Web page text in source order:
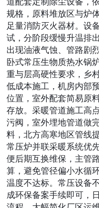
规格，原料堆放区与炉
足量消防灭火器材。设
试，分阶段缓慢升温排
出现油液气蚀、管路剧
卧式常压生物质热水锅
重与层高硬性要求，乡
低成本施工，机房内部
位置，室外配套简易原
存放。采暖管道施工高
污阀，室外埋地管道做
料，北方高寒地区管线
常压炉并联采暖系统优
便后期互换维保，主管
算，避免管径偏小水循
温度不达标。常压设备
成环保备案手续即可，